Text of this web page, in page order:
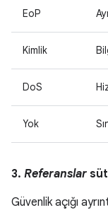
EoP
Kimlik
DoS
Yok
3. Referanslar
Güvenlik açığı